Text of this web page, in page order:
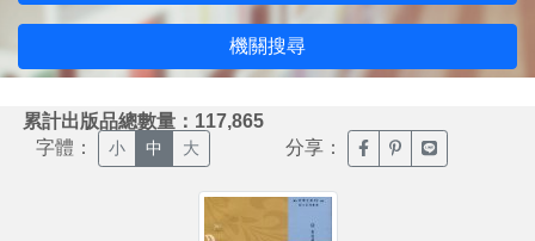
機關搜尋
累計出版品總數量：117,865
字體： 小 中 大 分享： 臉書分享(另開新視窗)
噗浪分享(另開新
Line分享(另